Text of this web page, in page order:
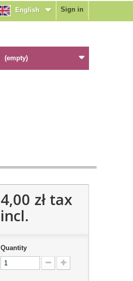
Sign in
English
(empty)
4,00 złtax
incl.
Quantity